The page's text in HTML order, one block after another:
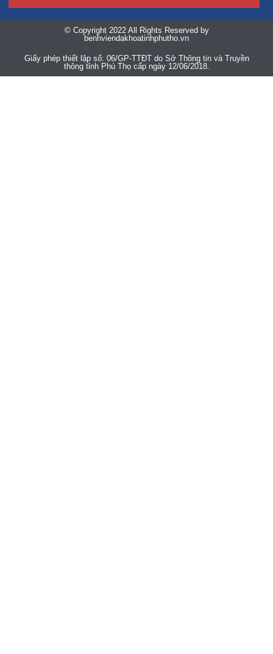
© Copyright 2022 All Rights Reserved by
benhviendakhoatinhphutho.vn
Giấy phép thiết lập số: 06/GP-TTĐT do Sở Thông tin và Truyền
thông tỉnh Phú Thọ cấp ngày 12/06/2018.